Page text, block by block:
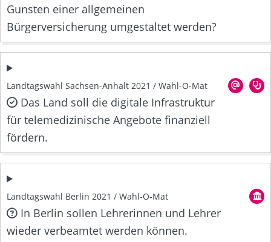
Gunsten einer allgemeinen
Bürgerversicherung umgestaltet werden?
Landtagswahl Sachsen-Anhalt 2021 / Wahl-O-Mat
Das Land soll die digitale Infrastruktur
für telemedizinische Angebote finanziell
fördern.
Landtagswahl Berlin 2021 / Wahl-O-Mat
In Berlin sollen Lehrerinnen und Lehrer
wieder verbeamtet werden können.